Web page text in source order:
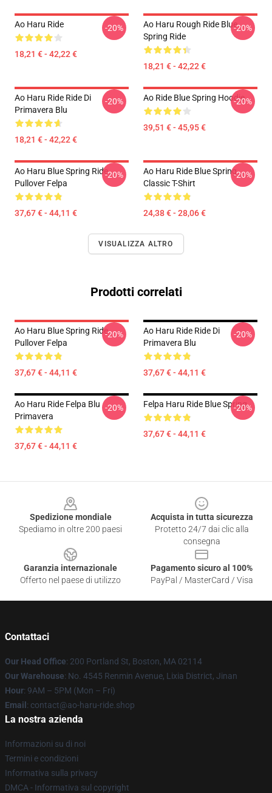
Ao Haru Ride
18,21 € - 42,22 €
-20%
Ao Haru Rough Ride Blue
Spring Ride
18,21 € - 42,22 €
-20%
Ao Haru Ride Ride Di
Primavera Blu
18,21 € - 42,22 €
-20% Ao Ride Blue Spring Hoodie
39,51 € - 45,95 €
-20%
Ao Haru Blue Spring Ride
Pullover Felpa
37,67 € - 44,11 €
-20%
Ao Haru Ride Blue Spring
Classic T-Shirt
24,38 € - 28,06 €
-20%
VISUALIZZA ALTRO
Prodotti correlati
Ao Haru Blue Spring Ride
Pullover Felpa
37,67 € - 44,11 €
-20%
Ao Haru Ride Ride Di
Primavera Blu
37,67 € - 44,11 €
-20%
Ao Haru Ride Felpa Blu
Primavera
37,67 € - 44,11 €
-20% Felpa Haru Ride Blue Spring
37,67 € - 44,11 €
-20%
Spedizione mondiale
Spediamo in oltre 200 paesi
Acquista in tutta sicurezza
Protetto 24/7 dai clic alla
consegna
Garanzia internazionale
Offerto nel paese di utilizzo
Pagamento sicuro al 100%
PayPal / MasterCard / Visa
Contattaci
Our Head Office: 200 Portland St, Boston, MA 02114
Our Warehouse: No. 4545 Renmin Avenue, Lixia District, Jinan
Hour: 9AM – 5PM (Mon – Fri)
Email : contact@ao-haru-ride.shop
La nostra azienda
Informazioni su di noi
Termini e condizioni
Informativa sulla privacy
DMCA - Informativa sul copyright